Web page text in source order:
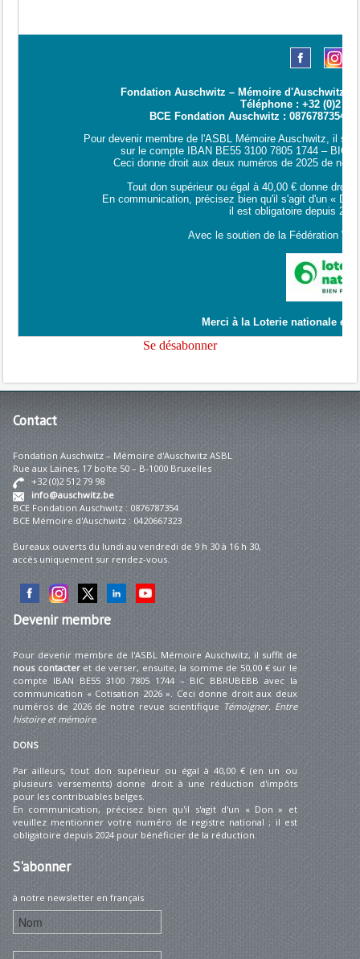
Contact
Fondation Auschwitz – Mémoire d'Auschwitz ASBL
Rue aux Laines, 17 boîte 50 – B-1000 Bruxelles
+32 (0)2 512 79 98
info@auschwitz.be
BCE Fondation Auschwitz : 0876787354
BCE Mémoire d'Auschwitz : 0420667323
Bureaux ouverts du lundi au vendredi de 9 h 30 à 16 h 30,
accès uniquement sur rendez-vous.
Devenirmembre
Pour devenir membre de l'ASBL Mémoire Auschwitz, il suffit de
nous contacteret de verser, ensuite, la somme de 50,00 € sur le
compte IBAN BE55 3100 7805 1744 – BIC BBRUBEBB avec la
communication « Cotisation 2026 ». Ceci donne droit aux deux
numéros de 2026 de notre revue scientifique Témoigner. Entre
histoire et mémoire.
DONS
Par ailleurs, tout don supérieur ou égal à 40,00 € (en un ou
plusieurs versements) donne droit à une réduction d'impôts
pour les contribuables belges.
En communication, précisez bien qu'il s'agit d'un « Don » et
veuillez mentionner votre numéro de registre national ; il est
obligatoire depuis 2024 pour bénéficier de la réduction.
S'abonner
à notre newsletter en français